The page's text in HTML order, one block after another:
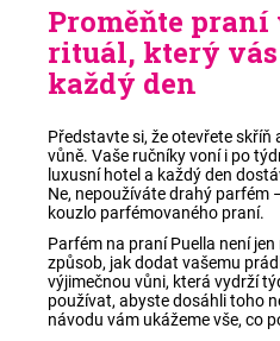
Proměňte
rituál, který
každý den
Představte si, že otevřete
vůně. Vaše ručníky voní i po
luxusní hotel a každý den
Ne, nepoužíváte drahý parfém
kouzlo parfémovaného praní.
Parfém na praní Puella není
způsob, jak dodat vašemu
výjimečnou vůni, která vydrží
používat, abyste dosáhli toho
návodu vám ukážeme vše, co